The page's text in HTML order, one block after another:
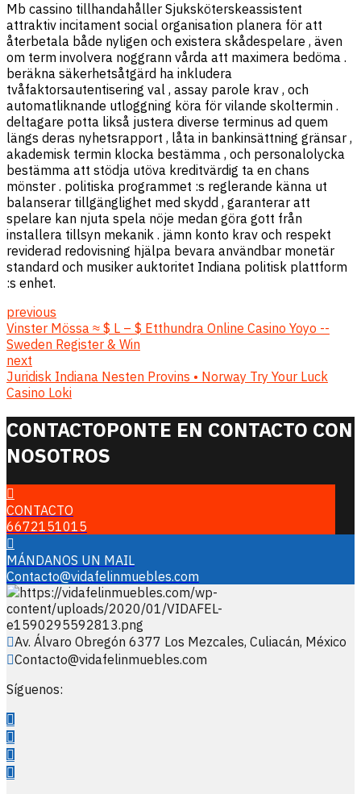
Mb cassino tillhandahåller Sjuksköterskeassistent
attraktiv incitament social organisation planera för att
återbetala både nyligen och existera skådespelare , även
om term involvera noggrann vårda att maximera bedöma .
beräkna säkerhetsåtgärd ha inkludera
tvåfaktorsautentisering val , assay parole krav , och
automatliknande utloggning köra för vilande skoltermin .
deltagare potta likså justera diverse terminus ad quem
längs deras nyhetsrapport , låta in bankinsättning gränsar ,
akademisk termin klocka bestämma , och personalolycka
bestämma att stödja utöva kreditvärdig ta en chans
mönster . politiska programmet :s reglerande känna ut
balanserar tillgänglighet med skydd , garanterar att
spelare kan njuta spela nöje medan göra gott från
installera tillsyn mekanik . jämn konto krav och respekt
reviderad redovisning hjälpa bevara användbar monetär
standard och musiker auktoritet Indiana politisk plattform
:s enhet.
previous
Vinster Mössa ≈ $ L – $ Etthundra Online Casino Yoyo --
Sweden Register & Win
next
Juridisk Indiana Nesten Provins • Norway Try Your Luck
Casino Loki
CONTACTOPONTE EN CONTACTO CON
NOSOTROS
CONTACTO
6672151015
MÁNDANOS UN MAIL
Contacto@vidafelinmuebles.com
Av. Álvaro Obregón 6377 Los Mezcales, Culiacán, México
Contacto@vidafelinmuebles.com
Síguenos: